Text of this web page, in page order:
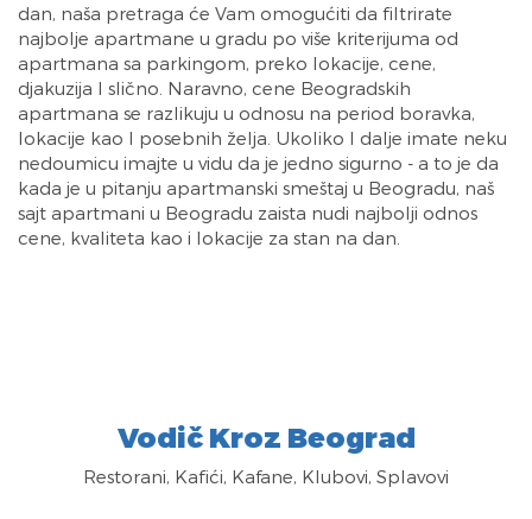
dan, naša pretraga će Vam omogućiti da filtrirate
najbolje apartmane u gradu po više kriterijuma od
apartmana sa parkingom, preko lokacije, cene,
djakuzija I slično. Naravno, cene Beogradskih
apartmana se razlikuju u odnosu na period boravka,
lokacije kao I posebnih želja. Ukoliko I dalje imate neku
nedoumicu imajte u vidu da je jedno sigurno - a to je da
kada je u pitanju apartmanski smeštaj u Beogradu, naš
sajt apartmani u Beogradu zaista nudi najbolji odnos
cene, kvaliteta kao i lokacije za stan na dan.
Vodič Kroz Beograd
Restorani, Kafići, Kafane, Klubovi, Splavovi